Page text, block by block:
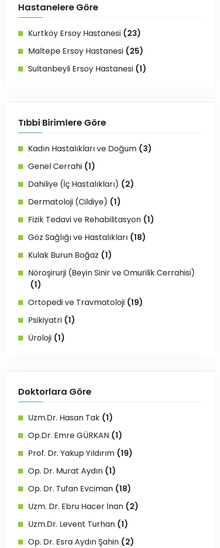
Hastanelere Göre
Kurtköy Ersoy Hastanesi (23)
Maltepe Ersoy Hastanesi (25)
Sultanbeyli Ersoy Hastanesi (1)
Tıbbi Birimlere Göre
Kadın Hastalıkları ve Doğum (3)
Genel Cerrahi (1)
Dahiliye (İç Hastalıkları) (2)
Dermatoloji (Cildiye) (1)
Fizik Tedavi ve Rehabilitasyon (1)
Göz Sağlığı ve Hastalıkları (18)
Kulak Burun Boğaz (1)
Nöroşirurji (Beyin Sinir ve Omurilik Cerrahisi)
(1)
Ortopedi ve Travmatoloji (19)
Psikiyatri (1)
Üroloji (1)
Doktorlara Göre
Uzm.Dr. Hasan Tak (1)
Op.Dr. Emre GÜRKAN (1)
Prof. Dr. Yakup Yıldırım (19)
Op. Dr. Murat Aydın (1)
Op. Dr. Tufan Evciman (18)
Uzm. Dr. Ebru Hacer İnan (2)
Uzm.Dr. Levent Turhan (1)
Op. Dr. Esra Aydın Şahin (2)